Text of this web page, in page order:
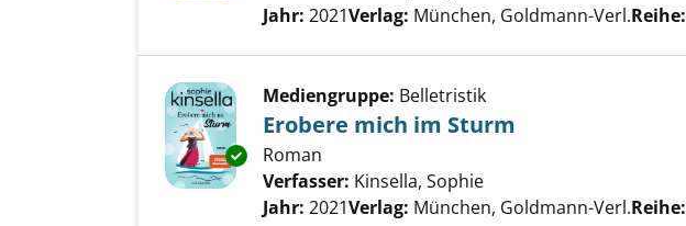
Jahr: 2021Verlag: München, Goldmann-Verl.Reihe:
Exemplar-Details von Erobere mich im Sturm anzeigen
Mediengruppe: Belletristik
Erobere mich im Sturm
Roman
Verfasser: Kinsella, Sophie
Jahr: 2021Verlag: München, Goldmann-Verl.Reihe: